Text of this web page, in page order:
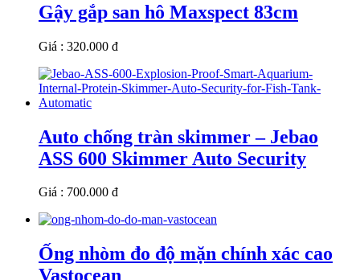
Gậy gắp san hô Maxspect 83cm
Giá : 320.000 đ
Auto chống tràn skimmer – Jebao
ASS 600 Skimmer Auto Security
Giá : 700.000 đ
Ống nhòm đo độ mặn chính xác cao
Vastocean